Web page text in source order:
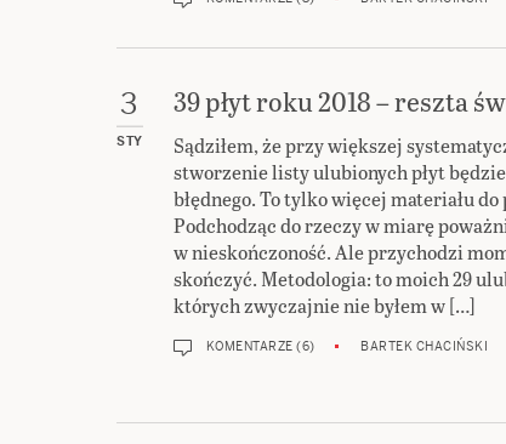
3
STY
39 płyt roku 2018 – reszta
Sądziłem, że przy większej
stworzenie listy ulubionych płyt
błędnego. To tylko więcej materiału
Podchodząc do rzeczy w miarę
w nieskończoność. Ale przychodzi
skończyć. Metodologia: to moich 29
których zwyczajnie nie byłem w […]
KOMENTARZE (6) BARTEK CHACIŃSKI